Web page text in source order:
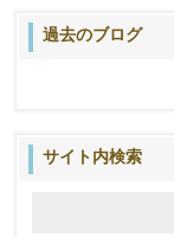
過去のブログ
サイト内検索